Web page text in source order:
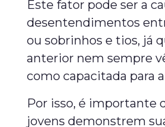
Este fator pode ser a
desentendimentos
ou sobrinhos e tios, já
anterior nem sempre
como capacitada para
Por isso, é importante
jovens demonstrem